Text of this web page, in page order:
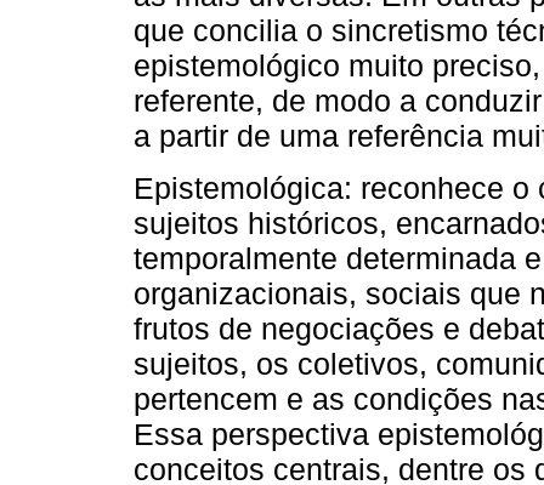
que concilia o sincretismo
epistemológico muito
referente, de modo a
a partir de uma referência
Epistemológica: reconhece
sujeitos históricos,
temporalmente determinada
organizacionais, sociais que
frutos de negociações e
sujeitos, os coletivos,
pertencem e as condições
Essa perspectiva
conceitos centrais, dentre os